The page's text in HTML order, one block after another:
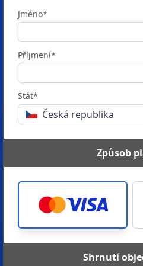
Jméno*
Příjmení*
Stát*
Česká republika
Způsob
Shrnutí